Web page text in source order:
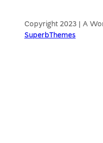
Copyright 2023 | A
SuperbThemes